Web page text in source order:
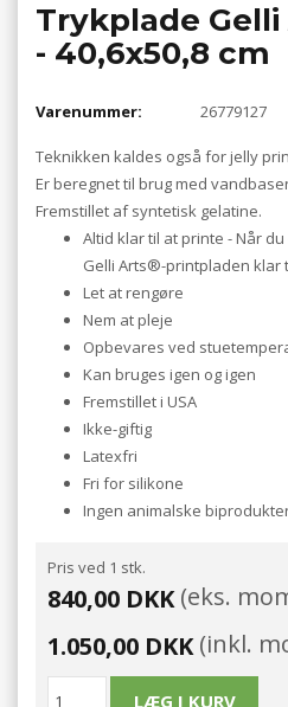
Trykplade
- 40,6x50,8 cm
Varenummer: 26779127
Teknikken kaldes også for jelly
Er beregnet til brug med
Fremstillet af syntetisk gelatine.
Altid klar til at printe - Når
Gelli Arts®-printpladen klar
Let at rengøre
Nem at pleje
Opbevares ved
Kan bruges igen og igen
Fremstillet i USA
Ikke-giftig
Latexfri
Fri for silikone
Ingen animalske
Pris ved 1 stk.
840,00 DKK(eks.
1.050,00 DKK(inkl.